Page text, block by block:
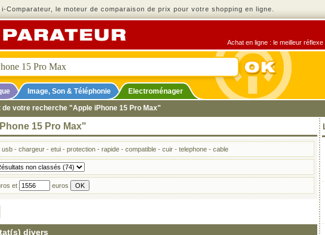
Comparateur, le moteur de comparaison de prix pour votre shopping en ligne.
Achat en ligne : le meilleur
Image, Son & Téléphonie
Electroménager
de votre recherche "Apple iPhone 15 Pro Max"
15 Pro Max"
usb - chargeur - etui - protection - rapide - compatible - cuir - telephone - cable
et euros
divers